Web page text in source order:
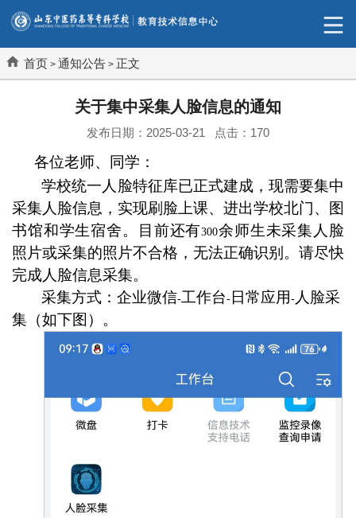
首页 > 通知公告 > 正文
关于集中采集人脸信息的通知
发布日期：2025-03-21 点击： 170
各位老师、同学：
学校统一人脸特征库已正式建成，现需要集中
采集人脸信息，实现刷脸上课、进出学校北门、图
书馆和学生宿舍。目前还有300余师生未采集人脸
照片或采集的照片不合格，无法正确识别。请尽快
完成人脸信息采集。
采集方式：企业微信-工作台- 日常应用- 人脸采
集（如下图）。